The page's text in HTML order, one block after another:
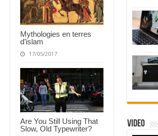
Mythologies en terres
d’islam
17/05/2017
Are You Still Using That
Slow, Old Typewriter?
Video